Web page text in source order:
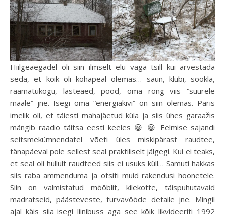
Hiilgeaegadel oli siin ilmselt elu väga tsill kui arvestada
seda, et kõik oli kohapeal olemas… saun, klubi, söökla,
raamatukogu, lasteaed, pood, oma rong viis “suurele
maale” jne. Isegi oma “energiakivi” on siin olemas. Päris
imelik oli, et täiesti mahajäetud küla ja siis ühes garaažis
mängib raadio täitsa eesti keeles 😀 😀 Eelmise sajandi
seitsmekümnendatel võeti üles miskipärast raudtee,
tänapäeval pole sellest seal praktiliselt jälgegi. Kui ei teaks,
et seal oli hullult raudteed siis ei usuks küll… Samuti hakkas
siis raba ammenduma ja otsiti muid rakendusi hoonetele.
Siin on valmistatud mööblit, kilekotte, täispuhutavaid
madratseid, päästeveste, turvavööde detaile jne. Mingil
ajal käis siia isegi liinibuss aga see kõik likvideeriti 1992